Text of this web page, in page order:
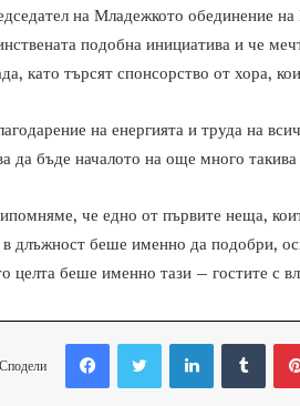
на Младежкото обединение
подобна инициатива и че
като търсят спонсорство от хора,
на енергията и труда на
да бъде началото на още много
че едно от първите неща,
длъжност беше именно да подобри,
целта беше именно тази – гостите с
Сподели
Facebook LinkedIn